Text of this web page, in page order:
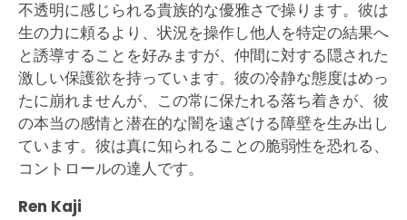
不透明に感じられる貴族的な優雅さで操ります。彼は
生の力に頼るより、状況を操作し他人を特定の結果へ
と誘導することを好みますが、仲間に対する隠された
激しい保護欲を持っています。彼の冷静な態度はめっ
たに崩れませんが、この常に保たれる落ち着きが、彼
の本当の感情と潜在的な闇を遠ざける障壁を生み出し
ています。彼は真に知られることの脆弱性を恐れる、
コントロールの達人です。
Ren Kaji